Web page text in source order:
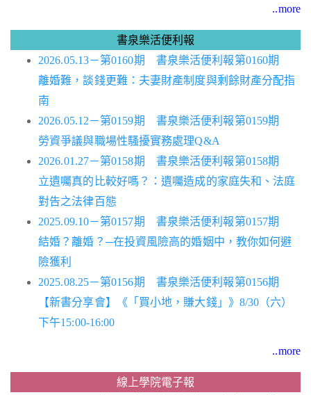
..more
書泉樂活便利報
2026.05.13－第0160期 書泉樂活便利報第0160期
離婚難，談錢更難：夫妻財產制度與剩餘財產分配指
南
2026.05.12－第0159期 書泉樂活便利報第0159期
勞資爭議與職場性騷擾實務處理Q&A
2026.01.27－第0158期 書泉樂活便利報第0158期
立遺囑真的比較好嗎？：遺囑造成的家庭失和、法庭
對告之法律百態
2025.09.10－第0157期 書泉樂活便利報第0157期
結婚？離婚？─在投資風險高的婚姻中，教你如何避
險獲利
2025.08.25－第0156期 書泉樂活便利報第0156期
【新書分享會】《「買小地，賺大錢」》8/30（六）
下午15:00-16:00
..more
線上學院電子報